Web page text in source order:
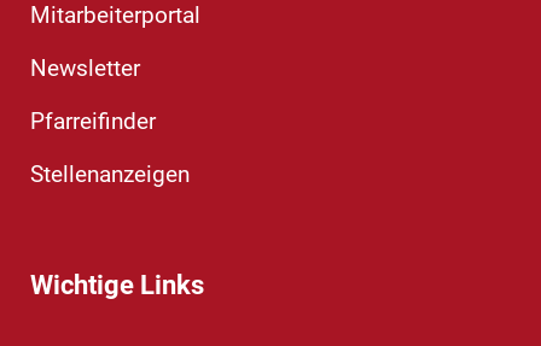
Mitarbeiterportal
Newsletter
Pfarreifinder
Stellenanzeigen
Wichtige Links